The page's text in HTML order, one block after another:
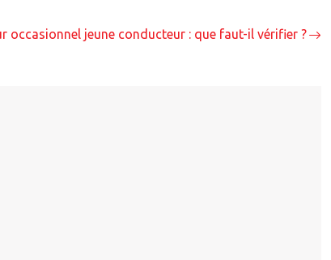
occasionnel jeune conducteur : que faut-il vérifier ?